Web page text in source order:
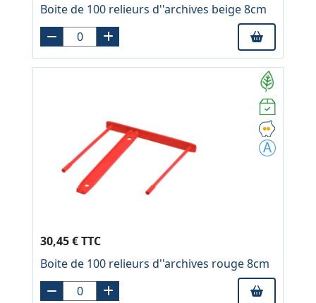
Boite de 100 relieurs d''archives beige 8cm
30,45 € TTC
Boite de 100 relieurs d''archives rouge 8cm